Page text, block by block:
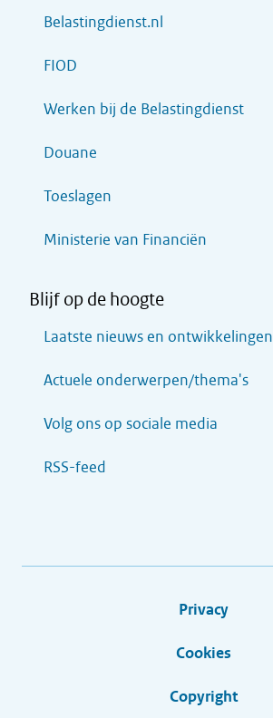
Belastingdienst.nl
FIOD
Werken bij de Belastingdienst
Douane
Toeslagen
Ministerie van Financiën
Blijf op de hoogte
Laatste nieuws en ontwikkelingen
Actuele onderwerpen/thema's
Volg ons op sociale media
RSS-feed
Privacy
Cookies
Copyright